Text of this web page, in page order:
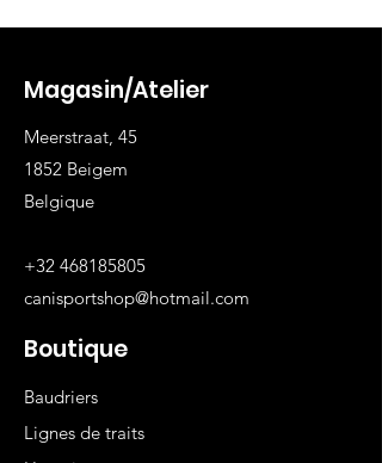
Magasin/Atelier
Meerstraat, 45
1852 Beigem
Belgique
+32 468185805
canisportshop@hotmail.com
Boutique
Baudriers
Lignes de traits